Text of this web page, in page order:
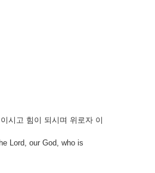
시고 힘이 되시며 위로자 이
Lord, our God, who is